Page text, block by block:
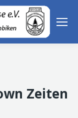
Zeiten